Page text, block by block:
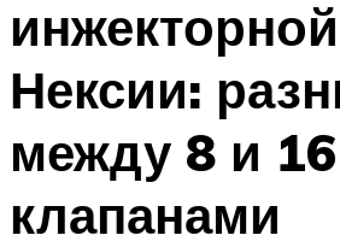
Нексии:
между 8 и 16
клапанами